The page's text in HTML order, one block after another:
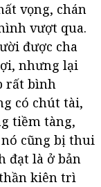
vọng, chán
vượt qua.
được cha
nhưng lại
rất bình
có chút tài,
tiềm tàng,
cũng bị thui
đạt là ở bản
kiên trì